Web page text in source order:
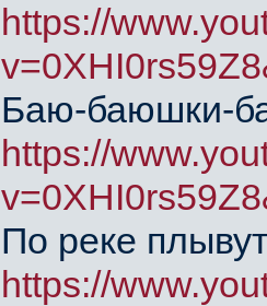
https://
Баю-баюшки-
https://
По реке
https://